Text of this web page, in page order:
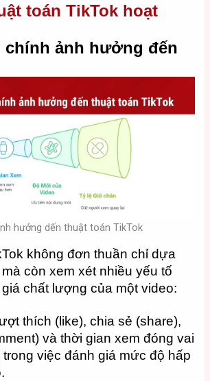
toán TikTok hoạt
chính ảnh hưởng đến
hưởng dến thuật toán TikTok
không đơn thuần chỉ dựa
còn xem xét nhiều yếu tố
chất lượng của một video:
thích (like), chia sẻ (share),
và thời gian xem đóng vai
trong việc đánh giá mức độ hấp